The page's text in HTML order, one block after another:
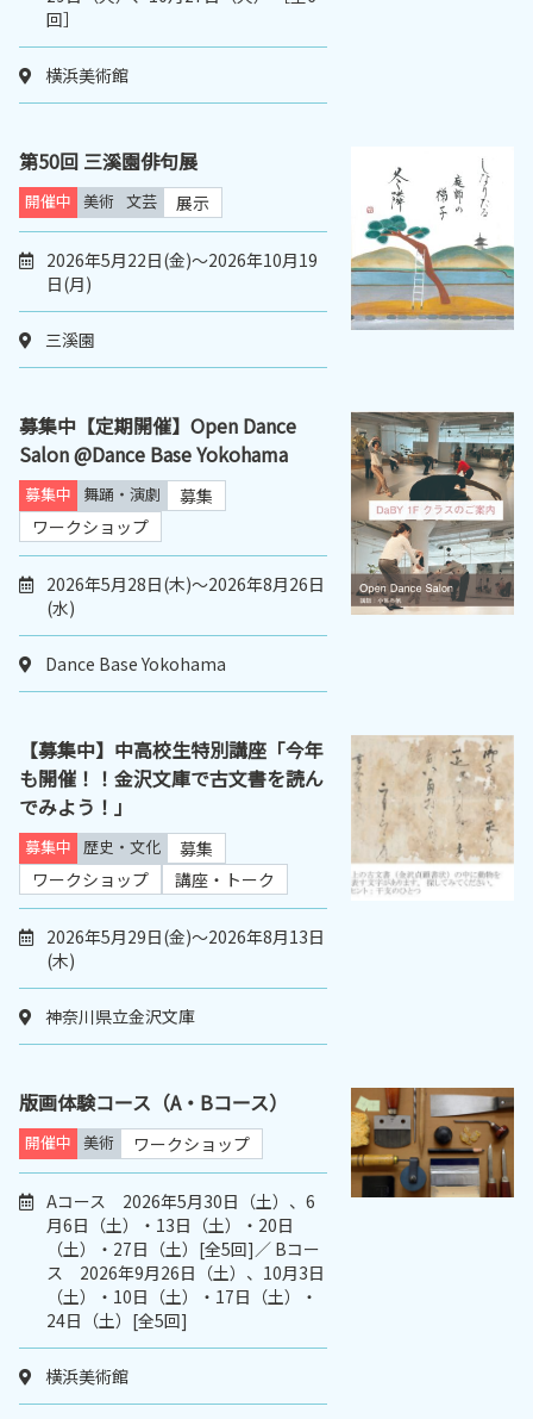
回］
横浜美術館
第50回 三溪園俳句展
開催中 美術 文芸 展示
2026年5月22日(金)～2026年10月19
日(月)
三溪園
募集中【定期開催】Open Dance
Salon @Dance Base Yokohama
募集中 舞踊・演劇
募集
ワークショップ
2026年5月28日(木)～2026年8月26日
(水)
Dance Base Yokohama
【募集中】中高校生特別講座「今年
も開催！！金沢文庫で古文書を読ん
でみよう！」
募集中 歴史・文化
募集
ワークショップ
講座・トーク
2026年5月29日(金)～2026年8月13日
(木)
神奈川県立金沢文庫
版画体験コース（A・Bコース）
開催中 美術 ワークショップ
Aコース 2026年5月30日（土）、6
月6日（土）・13日（土）・20日
（土）・27日（土）[全5回]／ Bコー
ス 2026年9月26日（土）、10月3日
（土）・10日（土）・17日（土）・
24日（土）[全5回]
横浜美術館